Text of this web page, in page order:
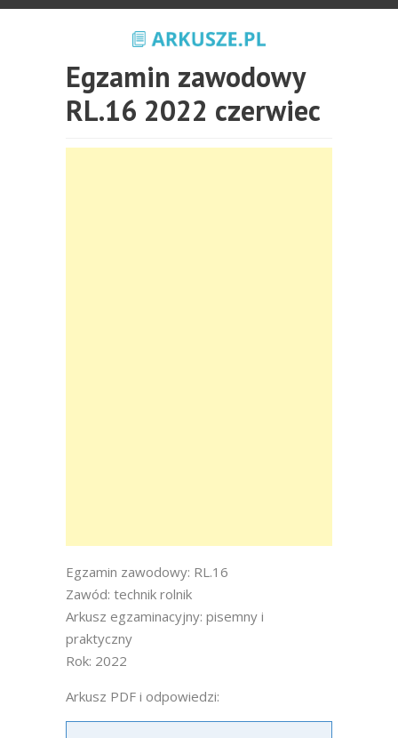
Egzamin zawodowy
RL.16 2022 czerwiec
Egzamin zawodowy: RL.16
Zawód: technik rolnik
Arkusz egzaminacyjny: pisemny i
praktyczny
Rok: 2022
Arkusz PDF i odpowiedzi: